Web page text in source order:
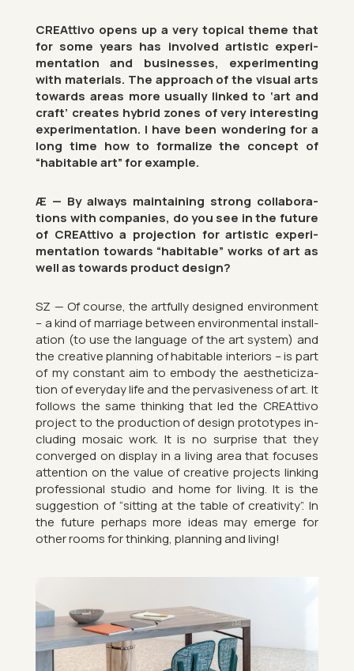
CRE­At­tivo opens up a very top­ical theme that
for some years has in­volved artistic ex­per­i­
ment­a­tion and busi­nesses, ex­per­i­ment­ing
with ma­ter­i­als. The ap­proach of the visual arts
to­wards areas more usu­ally linked to ‘art and
craft’ cre­ates hy­brid zones of very in­ter­est­ing
ex­per­i­ment­a­tion. I have been won­der­ing for a
long time how to form­al­ize the concept of
“hab­it­able art” for ex­ample.
Æ — By al­ways main­tain­ing strong col­lab­or­a­
tions with com­pan­ies, do you see in the fu­ture
of CRE­At­tivo a pro­jec­tion for artistic ex­per­i­
ment­a­tion to­wards “hab­it­able” works of art as
well as to­wards product design?
SZ — Of course, the art­fully de­signed en­vir­on­ment
– a kind of mar­riage between en­vir­on­mental in­stall­
a­tion (to use the lan­guage of the art sys­tem) and
the cre­at­ive plan­ning of hab­it­able in­teri­ors – is part
of my con­stant aim to em­body the aes­thet­i­ciz­a­
tion of every­day life and the per­vas­ive­ness of art. It
fol­lows the same think­ing that led the CRE­At­tivo
pro­ject to the pro­duc­tion of design pro­to­types in­
clud­ing mo­saic work. It is no sur­prise that they
con­verged on dis­play in a liv­ing area that fo­cuses
at­ten­tion on the value of cre­at­ive pro­jects link­ing
pro­fes­sional stu­dio and home for liv­ing. It is the
sug­ges­tion of “sit­ting at the table of cre­ativ­ity”. In
the fu­ture per­haps more ideas may emerge for
other rooms for think­ing, plan­ning and liv­ing!